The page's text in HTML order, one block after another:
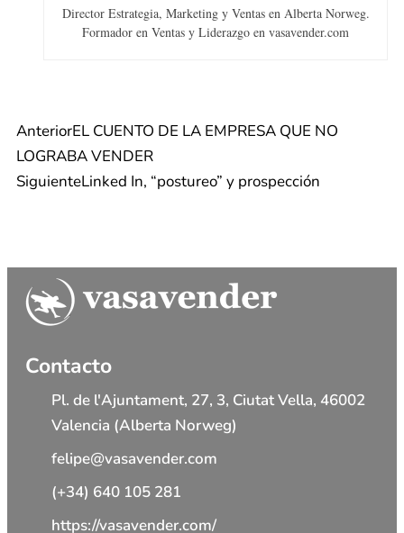
Director Estrategia, Marketing y Ventas en Alberta Norweg.
Formador en Ventas y Liderazgo en vasavender.com
AnteriorEL CUENTO DE LA EMPRESA QUE NO
LOGRABA VENDER
SiguienteLinked In, “postureo” y prospección
Contacto
Pl. de l'Ajuntament, 27, 3, Ciutat Vella, 46002
Valencia (Alberta Norweg)
felipe@vasavender.com
(+34) 640 105 281
https://vasavender.com/